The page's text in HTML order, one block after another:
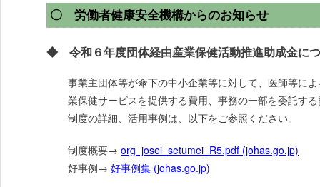
〇 労働者健康安全機構からのお知らせ
◆ 令和６年度団体経由産業保健活動推進助成金に
事業主団体等が傘下の中小企業等に対して、医師等に
業保健サービスを提供する費用、事務の一部を委託す
制度の詳細、活用事例は、以下をご参照ください。
制度概要→ org_josei_setumei_R5.pdf (johas.go.jp)
好事例→ 好事例集 (johas.go.jp)